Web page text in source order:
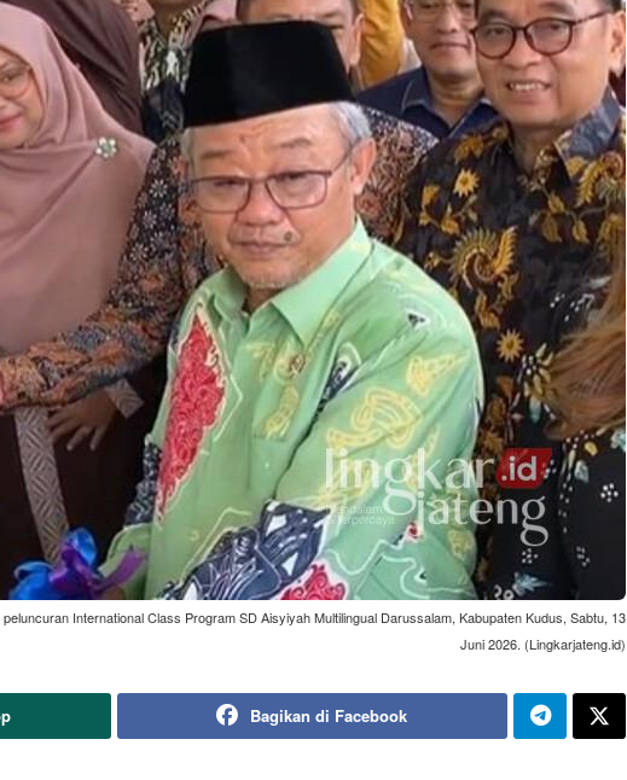
International Class Program SD Aisyiyah Multilingual Darussalam, Kabupaten Kudus, Sabtu, 13
Juni 2026. (Lingkarjateng.id)
Bagikan di Facebook